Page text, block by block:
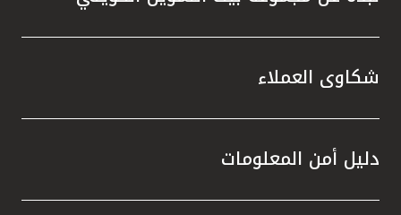
شكاوى العملاء
دليل أمن المعلومات